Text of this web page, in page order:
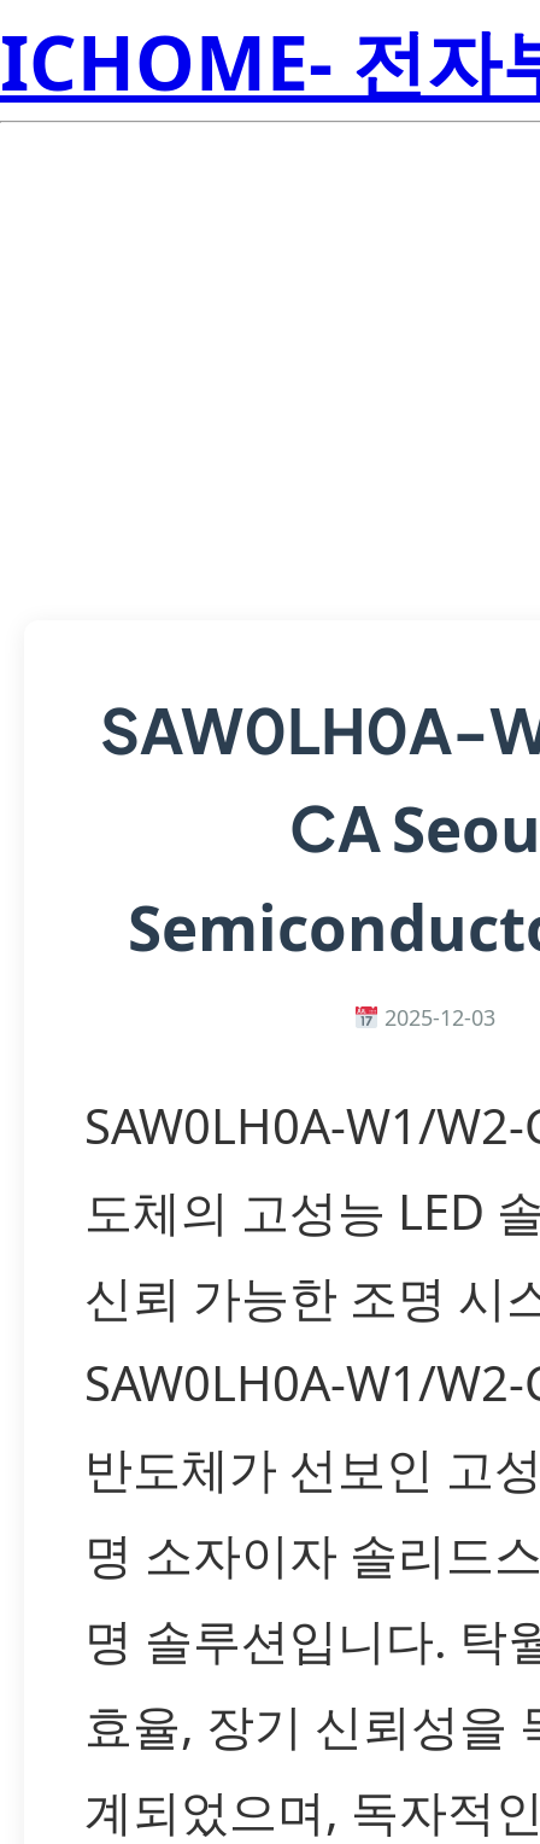
ICHOME- 전자
SAW0LH0A-
CA
2025-12-03
SAW0LH0A-W1/
도체의 고성능 LED
신뢰 가능한 조명 시
SAW0LH0A-W1/W2-
반도체가 선보인 고
명 소자이자 솔리드
명 솔루션입니다. 탁
효율, 장기 신뢰성을
계되었으며, 독자적